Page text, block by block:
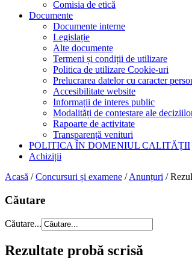
Comisia de etică
Documente
Documente interne
Legislație
Alte documente
Termeni și condiții de utilizare
Politica de utilizare Cookie-uri
Prelucrarea datelor cu caracter
Accesibilitate website
Informații de interes public
Modalități de contestare ale
Rapoarte de activitate
Transparență venituri
POLITICA ÎN DOMENIUL CALITĂȚII
Achiziții
Acasă /Concursuri și examene /Anunțuri /
Căutare
Căutare...
Rezultate probă scrisă